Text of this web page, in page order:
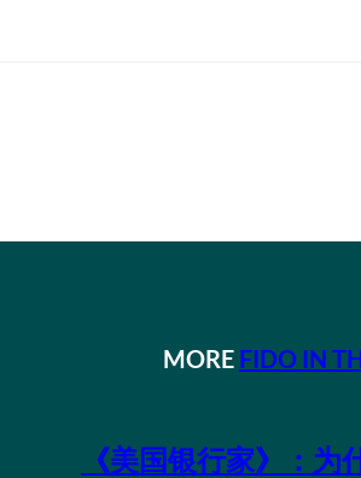
MORE FIDO IN
《美国银行家》：为